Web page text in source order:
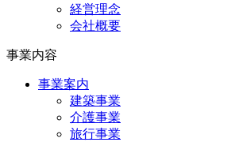
経営理念
会社概要
事業内容
事業案内
建築事業
介護事業
旅行事業